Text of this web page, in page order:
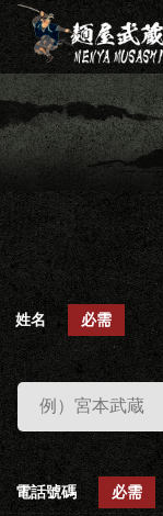
姓名 必需
電話號碼 必需